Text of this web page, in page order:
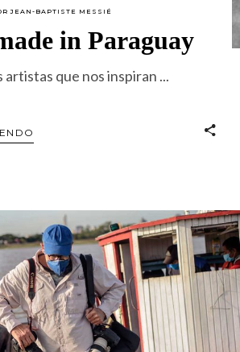
JEAN-BAPTISTE MESSIÉ
in Paraguay
artistas que nos inspiran